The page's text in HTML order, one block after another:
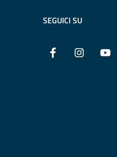
SEGUICI SU
Facebook Instagram